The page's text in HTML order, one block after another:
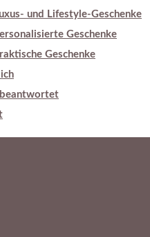
und Lifestyle-Geschenke
Geschenke
Geschenke
beantwortet